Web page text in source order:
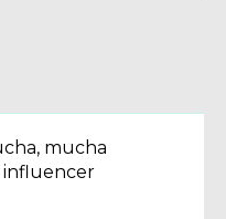
mucha
influencer